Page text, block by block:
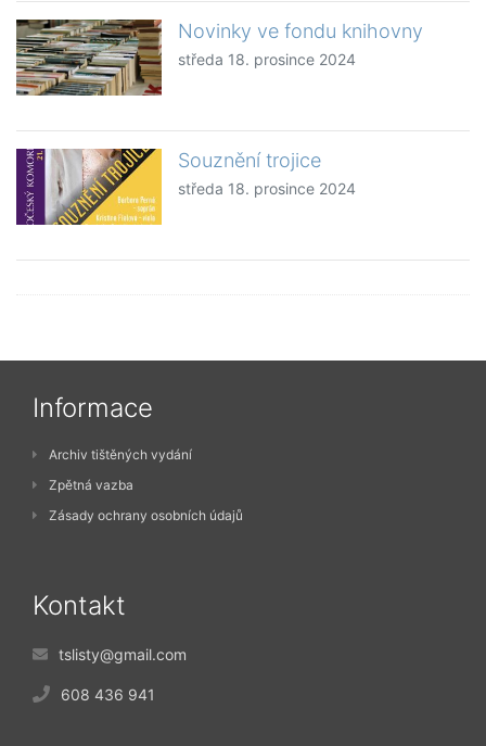
Novinky ve fondu knihovny
středa 18. prosince 2024
Souznění trojice
středa 18. prosince 2024
Informace
Archiv tištěných vydání
Zpětná vazba
Zásady ochrany osobních údajů
Kontakt
tslisty@gmail.com
608 436 941